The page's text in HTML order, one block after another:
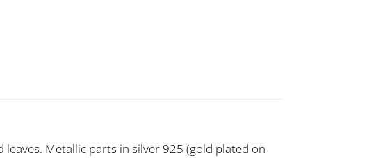
Metallic parts in silver 925 (gold plated on